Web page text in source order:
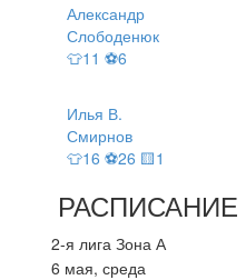
Александр
Слободенюк
👕11 ⚽6
Илья В.
Смирнов
👕16 ⚽26 🟨1
РАСПИСАНИЕ
2-я лига Зона А
6 мая, среда